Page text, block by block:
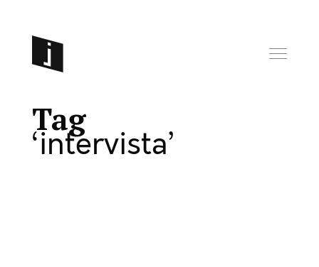
Tag
intervista